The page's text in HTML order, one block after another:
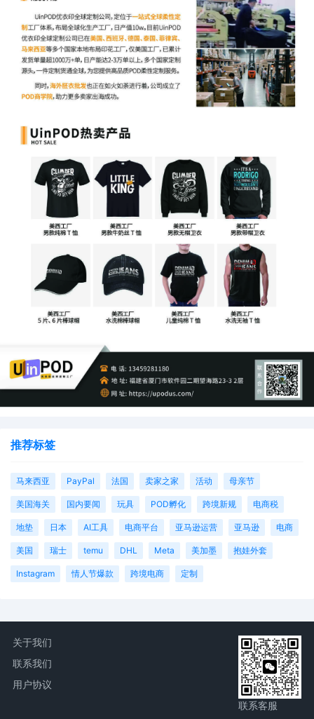
推荐标签
马来西亚 PayPal 法国 卖家之家 活动 母亲节
美国海关 国内要闻 玩具 POD孵化 跨境新规 电商税
地垫 日本 AI工具 电商平台 亚马逊运营 亚马逊 电商
美国 瑞士 temu DHL Meta 美加墨 抱娃外套
Instagram 情人节爆款 跨境电商 定制
关于我们
联系我们
用户协议
联系客服